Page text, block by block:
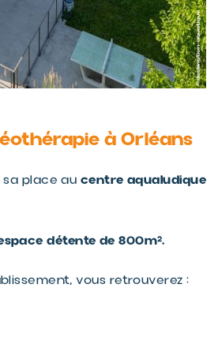
à Orléans
sa place au centre aqualudique
détente de 800m².
vous retrouverez :